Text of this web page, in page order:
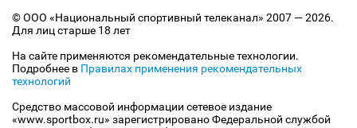
© ООО «Национальный спортивный телеканал» 2007 — 2026.
Для лиц старше 18 лет
На сайте применяются рекомендательные технологии.
Подробнее в Правилах применения рекомендательных
технологий
Средство массовой информации сетевое издание
«www.sportbox.ru» зарегистрировано Федеральной службой